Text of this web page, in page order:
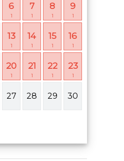
6
1
7
1
8
1
9
1
13
1
14
1
15
1
16
1
20
1
21
1
22
1
23
1
27 28 29 30